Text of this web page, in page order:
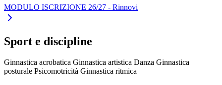
MODULO ISCRIZIONE 26/27 - Rinnovi
Sport e discipline
Ginnastica acrobatica Ginnastica artistica Danza Ginnastica
posturale Psicomotricità Ginnastica ritmica